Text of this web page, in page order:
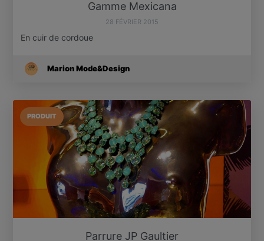
Gamme Mexicana
28 FÉVRIER 2015
En cuir de cordoue
Marion Mode&Design
PRODUIT
Parrure JP Gaultier